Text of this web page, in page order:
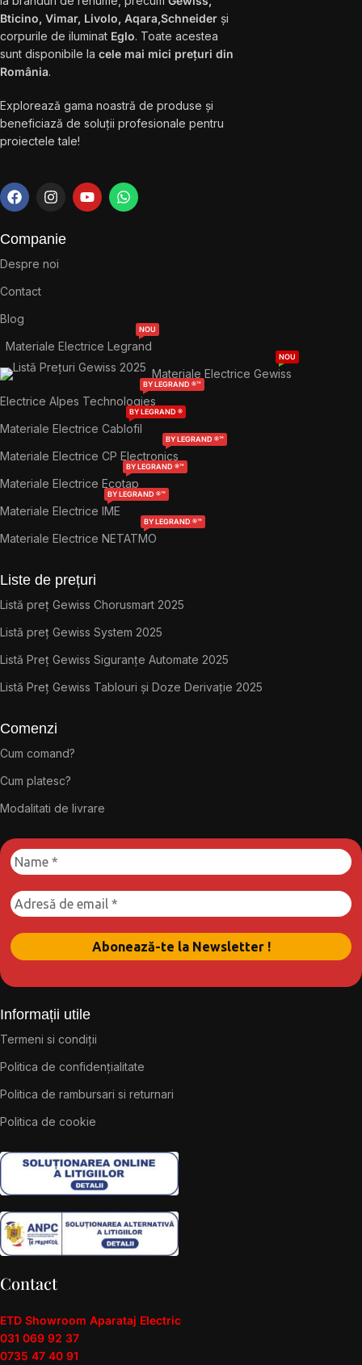
Bticino, Vimar, Livolo, Aqara,Schneider și
corpurile de iluminat Eglo. Toate acestea
sunt disponibile la cele mai mici prețuri din
România.
Explorează gama noastră de produse și
beneficiază de soluții profesionale pentru
proiectele tale!
Companie
Despre noi
Contact
Blog
Materiale Electrice Legrand
NOU
Materiale Electrice Gewiss
NOU
Electrice Alpes Technologies
BY LEGRAND ®™
Materiale Electrice Cablofil
BY LEGRAND ®
Materiale Electrice CP Electronics
BY LEGRAND ®™
Materiale Electrice Ecotap
BY LEGRAND ®™
Materiale Electrice IME
BY LEGRAND ®™
Materiale Electrice NETATMO
BY LEGRAND ®™
Liste de prețuri
Listă preț Gewiss Chorusmart 2025
Listă preț Gewiss System 2025
Listă Preț Gewiss Siguranțe Automate 2025
Listă Preț Gewiss Tablouri și Doze Derivație 2025
Comenzi
Cum comand?
Cum platesc?
Modalitati de livrare
Informații utile
Termeni si condiții
Politica de confidențialitate
Politica de rambursari si returnari
Politica de cookie
Contact
ETD Showroom Aparataj Electric
031 069 92 37
0735 47 40 91